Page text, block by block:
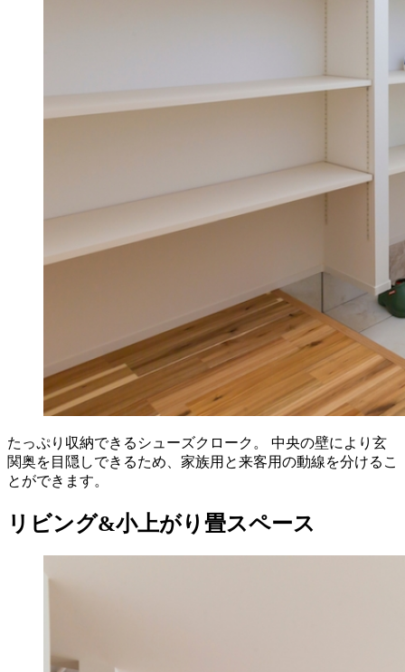
たっぷり収納できるシューズクローク。 中央の壁により玄
関奥を目隠しできるため、家族用と来客用の動線を分けるこ
とができます。
リビング&小上がり畳スペース